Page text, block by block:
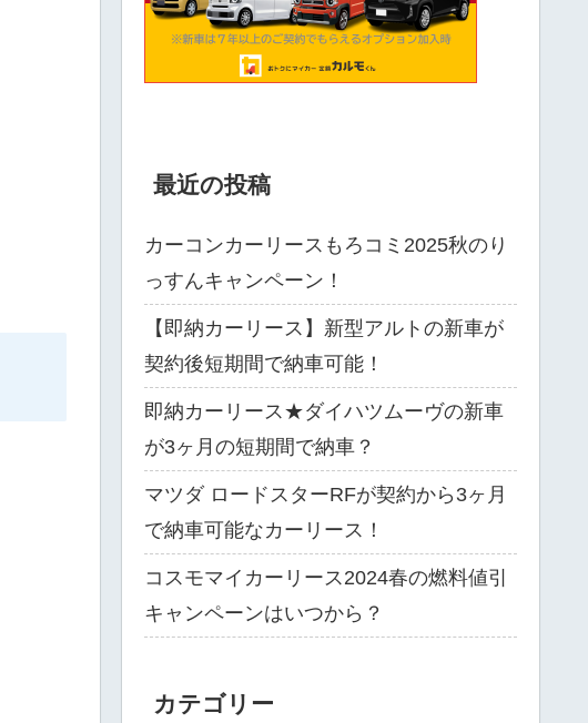
最近の投稿
カーコンカーリースもろコミ2025秋のり
っすんキャンペーン！
【即納カーリース】新型アルトの新車が
契約後短期間で納車可能！
即納カーリース★ダイハツムーヴの新車
が3ヶ月の短期間で納車？
マツダ ロードスターRFが契約から3ヶ月
で納車可能なカーリース！
コスモマイカーリース2024春の燃料値引
キャンペーンはいつから？
カテゴリー